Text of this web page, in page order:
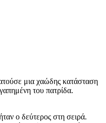
μια χαώδης κατάσταση
του πατρίδα.
ο δεύτερος στη σειρά.